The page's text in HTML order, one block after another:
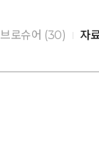
브로슈어 (30) | 자